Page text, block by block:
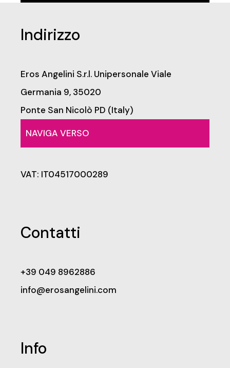
Indirizzo
Eros Angelini S.r.l. UnipersonaleViale
Germania 9, 35020
Ponte San Nicolò PD (Italy)
NAVIGA VERSO
VAT: IT04517000289
Contatti
+39 049 8962886
info@erosangelini.com
Info